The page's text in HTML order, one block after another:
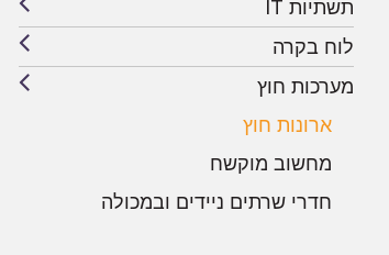
תשתיות IT
לוח בקרה
מערכות חוץ
ארונות חוץ
מחשוב מוקשח
חדרי שרתים ניידים ובמכולה